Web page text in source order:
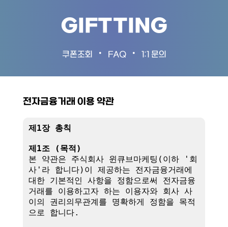
GIFTTING
쿠폰조회 • FAQ • 1:1 문의
전자금융거래 이용 약관
제1장 총칙
제1조 (목적)
본 약관은 주식회사 윈큐브마케팅(이하 '회
사'라 합니다)이 제공하는 전자금융거래에
대한 기본적인 사항을 정함으로써 전자금융
거래를 이용하고자 하는 이용자와 회사 사
이의 권리의무관계를 명확하게 정함을 목적
으로 합니다.